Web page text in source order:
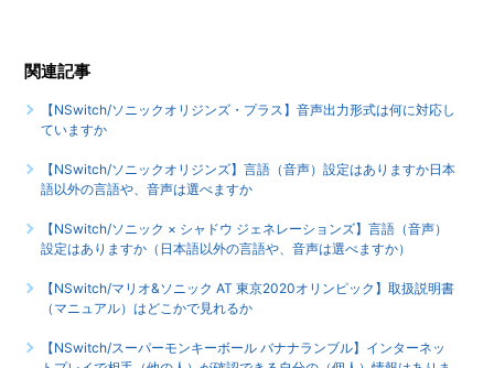
もっと見る
関連記事
【NSwitch/ソニックオリジンズ・プラス】音声出力形式は何に対応し
ていますか
【NSwitch/ソニックオリジンズ】言語（音声）設定はありますか日本
語以外の言語や、音声は選べますか
【NSwitch/ソニック × シャドウ ジェネレーションズ】言語（音声）
設定はありますか（日本語以外の言語や、音声は選べますか）
【NSwitch/マリオ&ソニック AT 東京2020オリンピック】取扱説明書
（マニュアル）はどこかで見れるか
【NSwitch/スーパーモンキーボール バナナランブル】インターネッ